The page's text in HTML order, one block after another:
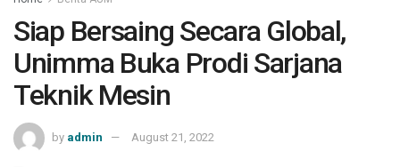
Siap Bersaing Secara Global,
Unimma Buka Prodi Sarjana
Teknik Mesin
by admin August 21, 2022